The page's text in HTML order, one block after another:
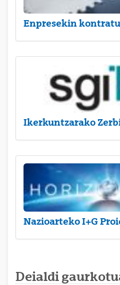
Enpresekin
Ikerkuntzarako
Nazioarteko I+G
Deialdi